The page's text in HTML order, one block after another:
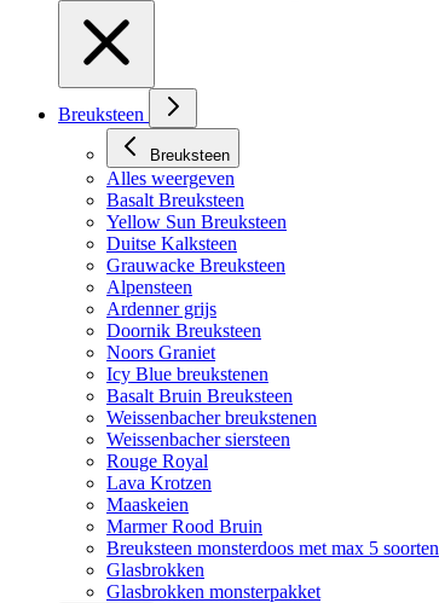
Breuksteen
Breuksteen
Alles weergeven
Basalt Breuksteen
Yellow Sun Breuksteen
Duitse Kalksteen
Grauwacke Breuksteen
Alpensteen
Ardenner grijs
Doornik Breuksteen
Noors Graniet
Icy Blue breukstenen
Basalt Bruin Breuksteen
Weissenbacher breukstenen
Weissenbacher siersteen
Rouge Royal
Lava Krotzen
Maaskeien
Marmer Rood Bruin
Breuksteen monsterdoos met max 5 soorten
Glasbrokken
Glasbrokken monsterpakket